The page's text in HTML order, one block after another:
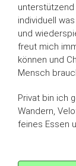
individuell
und
freut mich
können und
Mensch
Privat bin ich
Wandern,
feines Essen